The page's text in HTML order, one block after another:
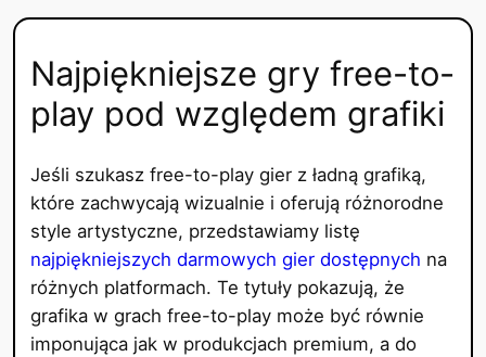
Najpiękniejsze gry free-to-
play pod względem grafiki
Jeśli szukasz free-to-play gier z ładną grafiką,
które zachwycają wizualnie i oferują różnorodne
style artystyczne, przedstawiamy listę
najpiękniejszych darmowych gier dostępnych na
różnych platformach. Te tytuły pokazują, że
grafika w grach free-to-play może być równie
imponująca jak w produkcjach premium, a do